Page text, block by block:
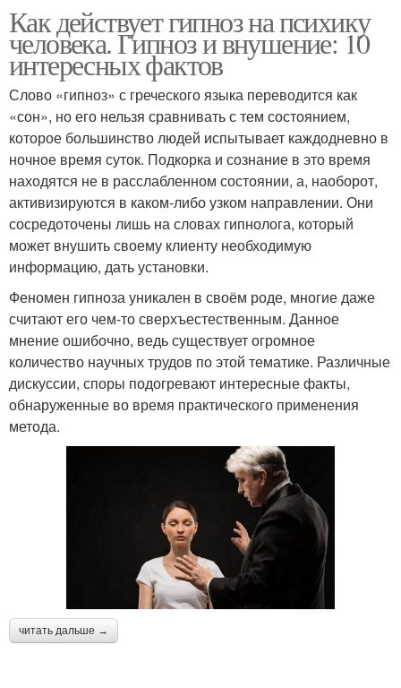
Как действует гипноз на психику
человека. Гипноз и внушение: 10
интересных фактов
Слово «гипноз» с греческого языка переводится как
«сон», но его нельзя сравнивать с тем состоянием,
которое большинство людей испытывает каждодневно в
ночное время суток. Подкорка и сознание в это время
находятся не в расслабленном состоянии, а, наоборот,
активизируются в каком-либо узком направлении. Они
сосредоточены лишь на словах гипнолога, который
может внушить своему клиенту необходимую
информацию, дать установки.
Феномен гипноза уникален в своём роде, многие даже
считают его чем-то сверхъестественным. Данное
мнение ошибочно, ведь существует огромное
количество научных трудов по этой тематике. Различные
дискуссии, споры подогревают интересные факты,
обнаруженные во время практического применения
метода.
читать дальше →